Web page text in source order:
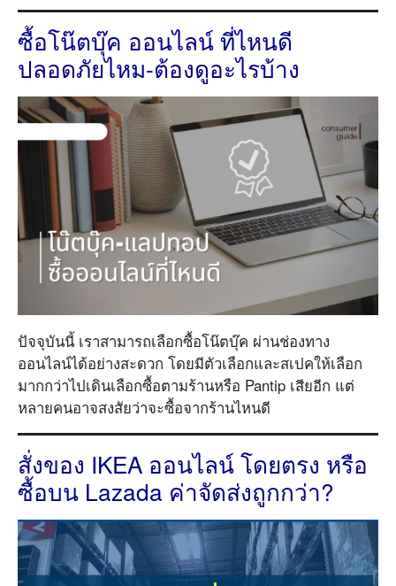
ซื้อโน๊ตบุ๊ค ออนไลน์ ที่ไหนดี
ปลอดภัยไหม-ต้องดูอะไรบ้าง
ปัจจุบันนี้ เราสามารถเลือกซื้อโน๊ตบุ๊ค ผ่านช่องทาง
ออนไลน์ได้อย่างสะดวก โดยมีตัวเลือกและสเปคให้เลือก
มากกว่าไปเดินเลือกซื้อตามร้านหรือ Pantip เสียอีก แต่
หลายคนอาจสงสัยว่าจะซื้อจากร้านไหนดี
สั่งของ IKEA ออนไลน์ โดยตรง หรือ
ซื้อบน Lazada ค่าจัดส่งถูกกว่า?